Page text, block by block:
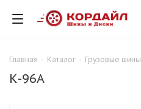
Главная - Каталог - Грузовые шины
К-96А